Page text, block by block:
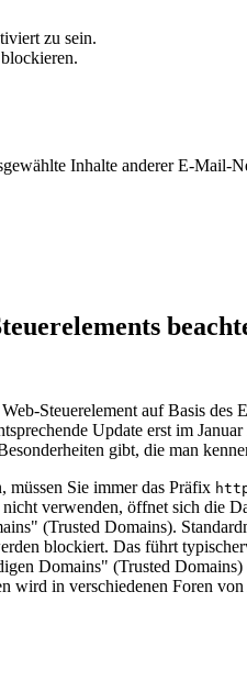
zu sein.
Inhalte anderer E-Mail-
Steuerelement auf Basis
Update erst im
gibt, die man
müssen Sie immer das Präfix
verwenden, öffnet sich die
(Trusted Domains).
blockiert. Das führt
Domains" (Trusted
wird in verschiedenen Foren